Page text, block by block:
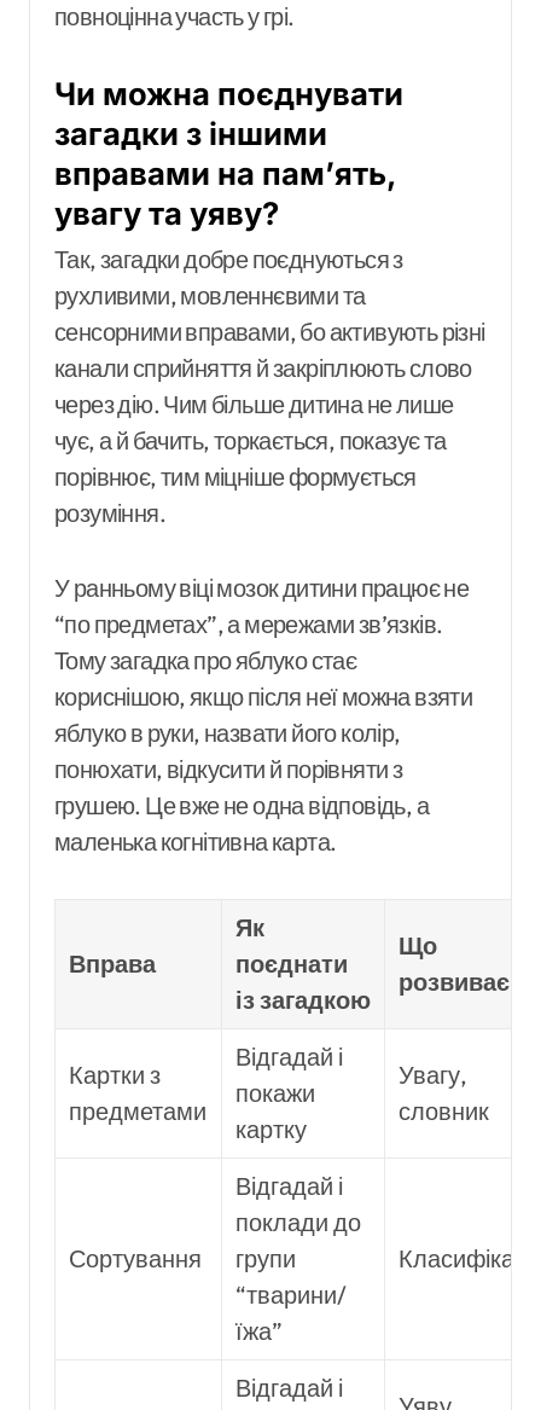
повноцінна участь у грі.
Чи можна поєднувати
загадки з іншими
вправами на пам’ять,
увагу та уяву?
Так, загадки добре поєднуються з
рухливими, мовленнєвими та
сенсорними вправами, бо активують різні
канали сприйняття й закріплюють слово
через дію. Чим більше дитина не лише
чує, а й бачить, торкається, показує та
порівнює, тим міцніше формується
розуміння.
У ранньому віці мозок дитини працює не
“по предметах”, а мережами зв’язків.
Тому загадка про яблуко стає
кориснішою, якщо після неї можна взяти
яблуко в руки, назвати його колір,
понюхати, відкусити й порівняти з
грушею. Це вже не одна відповідь, а
маленька когнітивна карта.
Вправа
Як
поєднати
із загадкою
Що
розвиває
Картки з
предметами
Відгадай і
покажи
картку
Увагу,
словник
Сортування
Відгадай і
поклади до
групи
“тварини/
їжа”
Відгадай і